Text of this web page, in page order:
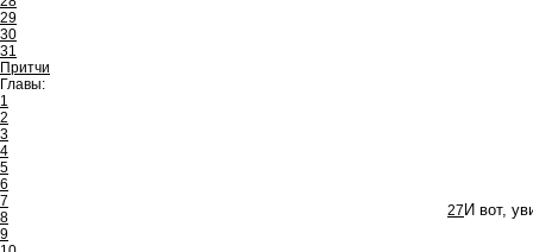
29
30
31
Притчи
Главы:
1
2
3
4
5
6
7
8
9
27 И вот,